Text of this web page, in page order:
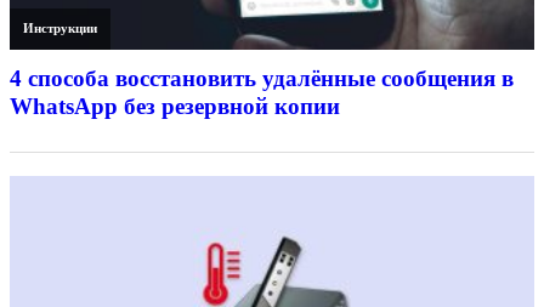
Инструкции
4 способа восстановить удалённые сообщения в
WhatsApp без резервной копии